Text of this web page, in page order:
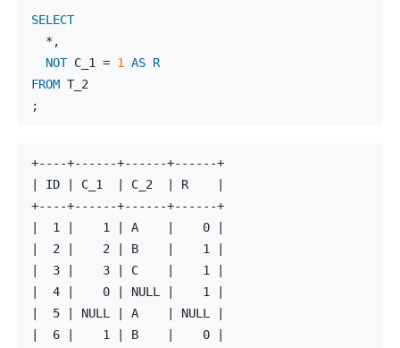
SELECT
  *,
NOT C_1 = 1 AS R
FROM T_2
;
+----+------+------+------+
| ID | C_1  | C_2  | R    |
+----+------+------+------+
|  1 |    1 | A    |    0 |
|  2 |    2 | B    |    1 |
|  3 |    3 | C    |    1 |
|  4 |    0 | NULL |    1 |
|  5 | NULL | A    | NULL |
|  6 |    1 | B    |    0 |